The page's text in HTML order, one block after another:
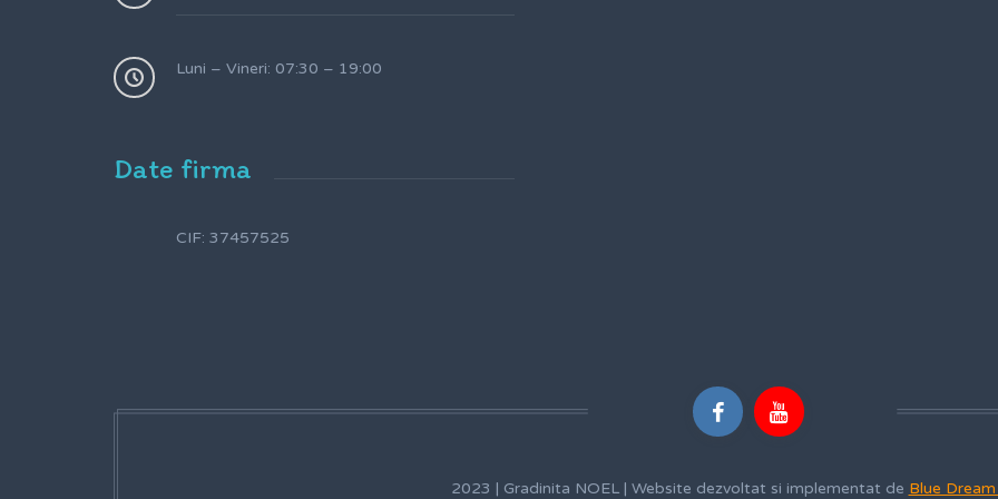
Luni – Vineri: 07:30 – 19:00
Date firma
CIF: 37457525
2023 | Gradinita NOEL | Website dezvoltat si implementat de Blue